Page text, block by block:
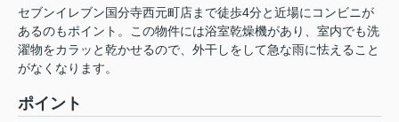
セブンイレブン国分寺西元町店まで徒歩4分と近場にコンビニが
あるのもポイント。この物件には浴室乾燥機があり、室内でも洗
濯物をカラッと乾かせるので、外干しをして急な雨に怯えること
がなくなります。
ポイント